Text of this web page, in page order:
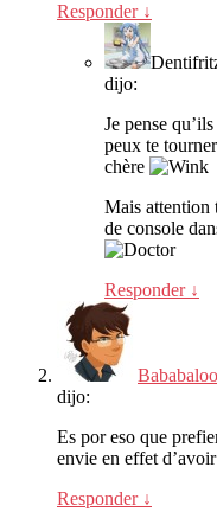
Responder ↓
dijo:
Je pense
peux te
chère
Mais attention
de console
Responder ↓
Bababaloo
dijo:
Es por eso que
envie en effet
Responder ↓